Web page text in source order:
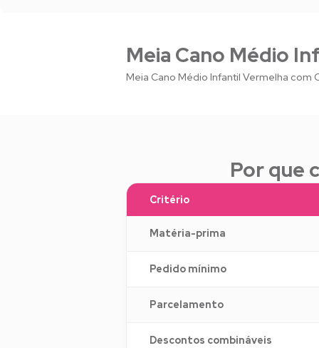
Meia Cano Médio
Meia Cano Médio Infantil Vermelha com
Por que
Critério
Matéria-prima
Pedido mínimo
Parcelamento
Descontos combináveis